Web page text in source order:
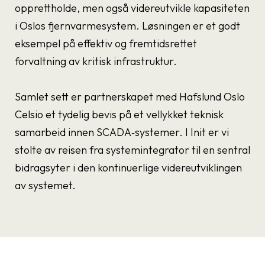
opprettholde, men også videreutvikle kapasiteten
i Oslos fjernvarmesystem. Løsningen er et godt
eksempel på effektiv og fremtidsrettet
forvaltning av kritisk infrastruktur.
Samlet sett er partnerskapet med Hafslund Oslo
Celsio et tydelig bevis på et vellykket teknisk
samarbeid innen SCADA‑systemer. I Init er vi
stolte av reisen fra systemintegrator til en sentral
bidragsyter i den kontinuerlige videreutviklingen
av systemet.